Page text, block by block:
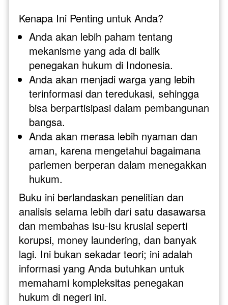
Kenapa Ini Penting untuk Anda?
Anda akan lebih paham tentang
mekanisme yang ada di balik
penegakan hukum di Indonesia.
Anda akan menjadi warga yang lebih
terinformasi dan teredukasi, sehingga
bisa berpartisipasi dalam pembangunan
bangsa.
Anda akan merasa lebih nyaman dan
aman, karena mengetahui bagaimana
parlemen berperan dalam menegakkan
hukum.
Buku ini berlandaskan penelitian dan
analisis selama lebih dari satu dasawarsa
dan membahas isu-isu krusial seperti
korupsi, money laundering, dan banyak
lagi. Ini bukan sekadar teori; ini adalah
informasi yang Anda butuhkan untuk
memahami kompleksitas penegakan
hukum di negeri ini.